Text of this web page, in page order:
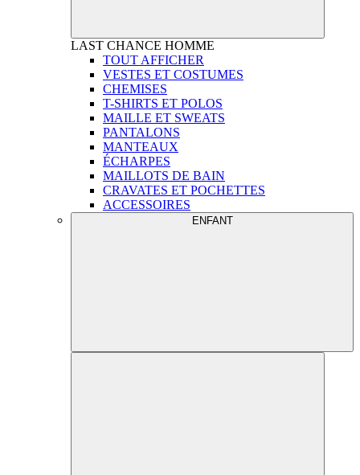
LAST CHANCE HOMME
TOUT AFFICHER
VESTES ET COSTUMES
CHEMISES
T-SHIRTS ET POLOS
MAILLE ET SWEATS
PANTALONS
MANTEAUX
ÉCHARPES
MAILLOTS DE BAIN
CRAVATES ET POCHETTES
ACCESSOIRES
ENFANT